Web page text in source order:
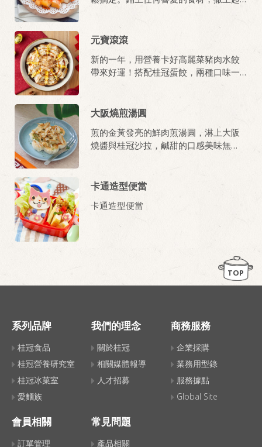
呈現清脆酸甜口感，是夏日餐桌上最搶
手的清爽冷盤！
「百香果沙拉醬」用來沾各類蔬果都清
香開胃，不只是這道南瓜料理的靈魂，
元寶滾滾
新的一年，用營養卡好高麗菜豬肉水餃
帶來好運！搭配桂冠蛋餃，兩種口味一
大阪燒煎湯圓
煎的金黃發亮的鮮肉煎湯圓，淋上大阪
燒醬與桂冠沙拉，鹹甜的口感美味無
卡通造型便當
卡通造型便當
TOP
系列品牌
桂冠食品
桂冠營養研究室
桂冠冰菓室
愛麵族
我們的理念
關於桂冠
相關媒體報導
人才招募
商務服務
企業採購
業務用型錄
服務據點
Global Site
會員相關
訂單管理
常見問題
產品相關